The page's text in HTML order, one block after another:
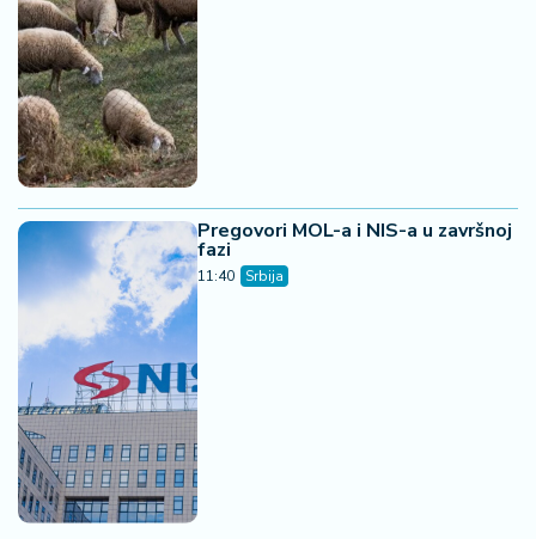
Pregovori MOL-a i NIS-a u završnoj
fazi
11:40 Srbija